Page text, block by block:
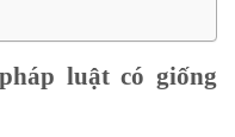
luật có giống